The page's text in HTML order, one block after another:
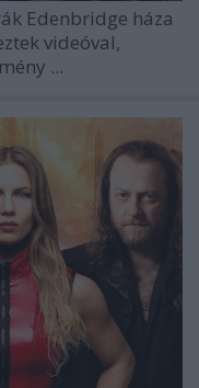
Edenbridge háza
videóval,
...